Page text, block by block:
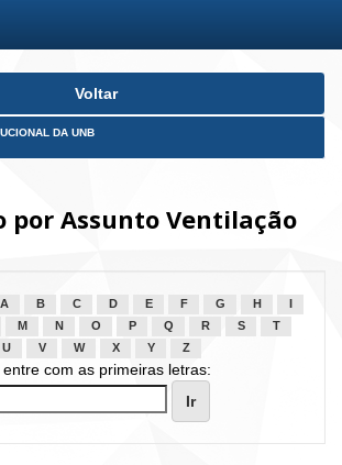
Voltar
DA UNB
por Assunto Ventilação
A B C D E F G H
M N O P Q R S
T
U
V W X Y Z
entre com as primeiras letras: